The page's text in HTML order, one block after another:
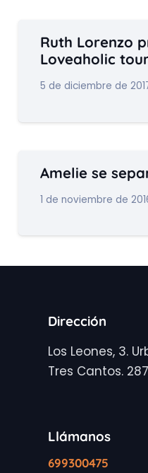
Ruth Lorenzo
Loveaholic
5 de diciembre de
Amelie se
1 de noviembre de
Dirección
Los Leones, 3.
Tres Cantos.
Llámanos
699300475